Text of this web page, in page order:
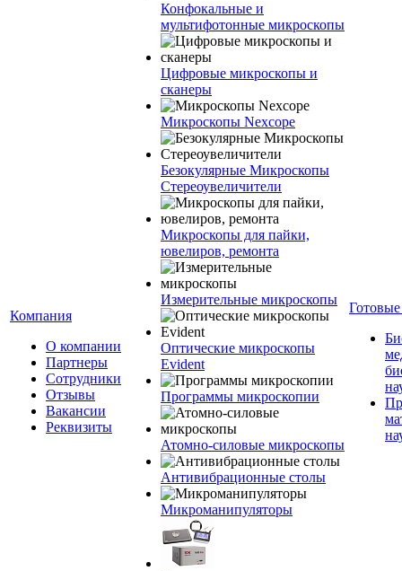
Компания
О компании
Партнеры
Сотрудники
Отзывы
Вакансии
Реквизиты
Конфокальные и
мультифотонные микроскопы
Цифровые микроскопы и
сканеры
Микроскопы Nexcope
Безокулярные Микроскопы
Стереоувеличители
Микроскопы для пайки,
ювелиров, ремонта
Измерительные микроскопы
Оптические микроскопы
Evident
Программы микроскопии
Атомно-силовые микроскопы
Антивибрационные столы
Микроманипуляторы